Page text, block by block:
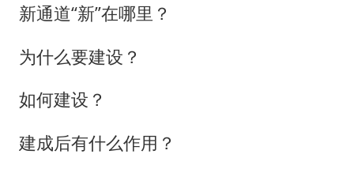
新通道“新”在哪里？
为什么要建设？
如何建设？
建成后有什么作用？